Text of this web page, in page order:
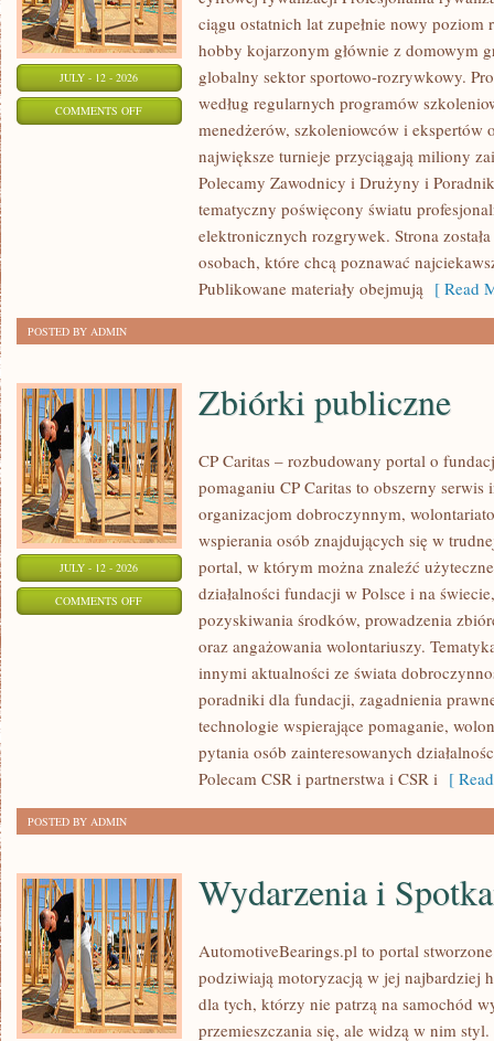
JULY - 12 - 2026
COMMENTS OFFON
ciągu ostatnich lat zupełnie nowy poziom
hobby kojarzonym głównie z domowym
globalny sektor sportowo-rozrywkowy.
według regularnych programów
menedżerów, szkoleniowców i ekspertów
największe turnieje przyciągają miliony
Polecamy Zawodnicy i Drużyny i
tematyczny poświęcony światu
elektronicznych rozgrywek. Strona
osobach, które chcą poznawać
Publikowane materiały obejmują [ Read
POSTED BY ADMIN
JULY - 12 - 2026
COMMENTS OFFON
PUBLICZNE
Zbiórki publiczne
CP Caritas – rozbudowany portal o
pomaganiu CP Caritas to obszerny
organizacjom dobroczynnym,
wspierania osób znajdujących się w
portal, w którym można znaleźć
działalności fundacji w Polsce i na
pozyskiwania środków, prowadzenia
oraz angażowania wolontariuszy.
innymi aktualności ze świata
poradniki dla fundacji, zagadnienia
technologie wspierające pomaganie,
pytania osób zainteresowanych
Polecam CSR i partnerstwa i CSR i [
POSTED BY ADMIN
Wydarzenia i
AutomotiveBearings.pl to portal
podziwiają motoryzacją w jej najbardziej
dla tych, którzy nie patrzą na samochód
przemieszczania się, ale widzą w nim